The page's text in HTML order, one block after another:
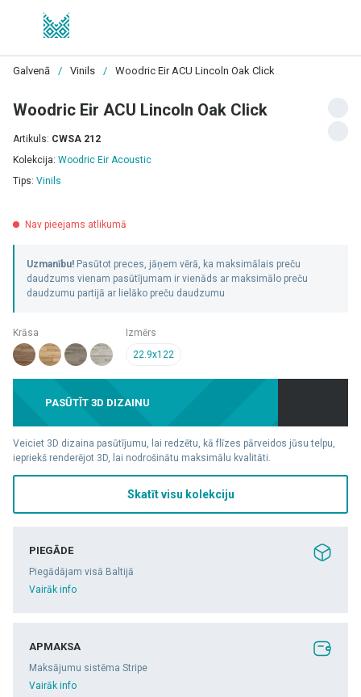
Galvenā / Vinils / Woodric Eir ACU Lincoln Oak Click
Woodric Eir ACU Lincoln Oak Click
Artikuls: CWSA 212
Kolekcija: Woodric Eir Acoustic
Tips: Vinils
Nav pieejams atlikumā
Uzmanību! Pasūtot preces, jāņem vērā, ka maksimālais preču
daudzums vienam pasūtījumam ir vienāds ar maksimālo preču
daudzumu partijā ar lielāko preču daudzumu
Krāsa
Izmērs
22.9x122
PASŪTĪT 3D DIZAINU
Veiciet 3D dizaina pasūtījumu, lai redzētu, kā flīzes pārveidos jūsu telpu,
iepriekš renderējot 3D, lai nodrošinātu maksimālu kvalitāti.
Skatīt visu kolekciju
PIEGĀDE
Piegādājam visā Baltijā
Vairāk info
APMAKSA
Maksājumu sistēma Stripe
Vairāk info